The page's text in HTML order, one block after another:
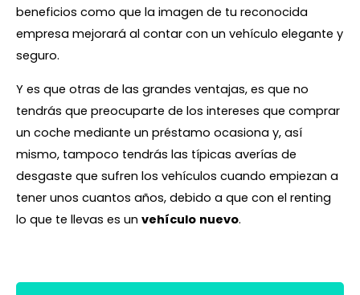
beneficios como que la imagen de tu reconocida
empresa mejorará al contar con un vehículo elegante y
seguro.
Y es que otras de las grandes ventajas, es que no
tendrás que preocuparte de los intereses que comprar
un coche mediante un préstamo ocasiona y, así
mismo, tampoco tendrás las típicas averías de
desgaste que sufren los vehículos cuando empiezan a
tener unos cuantos años, debido a que con el renting
lo que te llevas es un vehículo nuevo.